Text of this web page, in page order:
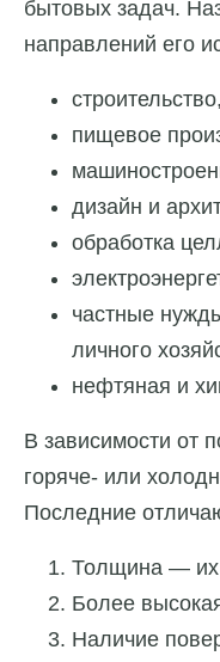
бытовых задач.
направлений его
строительство,
пищевое
дизайн и
обработка
частные
личного
нефтяная и
В зависимости от
горяче- или
Последние
Толщина — их
Более
Наличие